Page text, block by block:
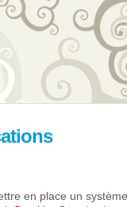
en place un système